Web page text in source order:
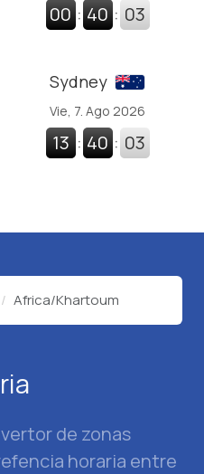
00 : 40 : 04
Sydney
Vie, 7. Ago 2026
13 : 40 : 04
Africa/Khartoum
de zonas
horaria entre